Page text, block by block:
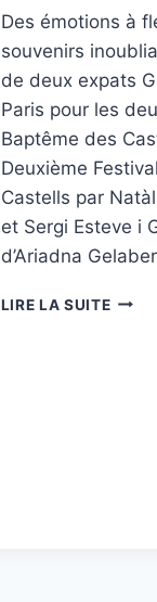
Des émotions à
souvenirs
de deux expats
Paris pour les
Baptême des
Deuxième
Castells par
et Sergi Esteve i
d’Ariadna
LIRE LA SUITEON